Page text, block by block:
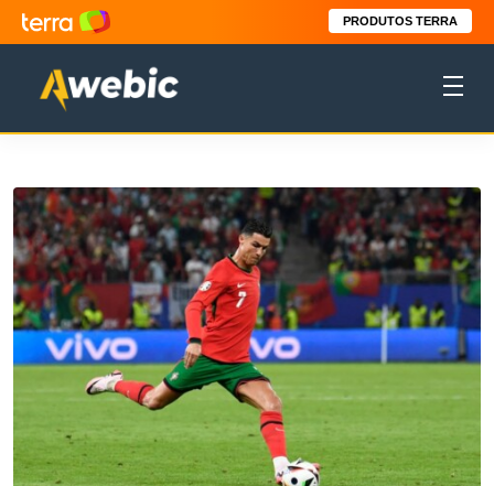
PRODUTOS TERRA